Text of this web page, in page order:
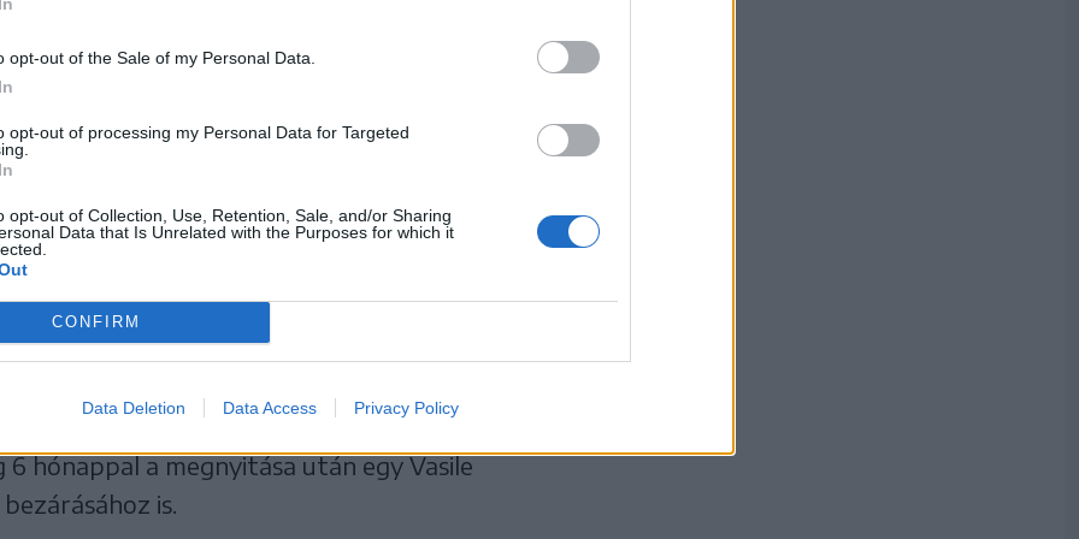
opt-out of the Sale of my Personal Data.
opt-out of processing my Personal Data for Targeted
opt-out of Collection, Use, Retention, Sale, and/or Sharing
Data that Is Unrelated with the Purposes for which it
CONFIRM
Data Deletion Data Access Privacy Policy
alá a szerződést az egészségbiztosítási
kellett
ez távolról sem
fenntartható legyen a
hónappal a megnyitása után egy Vasile
is.